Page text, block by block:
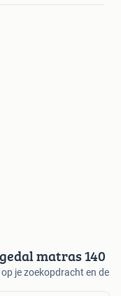
matras 140
je zoekopdracht en de